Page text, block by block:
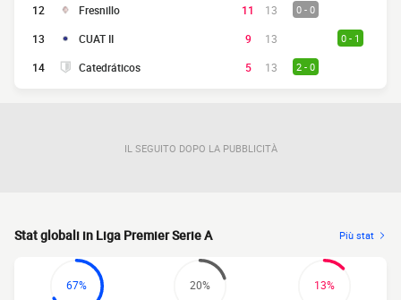
12 Fresnillo 11 13 0 - 0
13 CUAT II 9 13 0 - 1
14 Catedráticos 5 13 2 - 0
IL SEGUITO DOPO LA PUBBLICITÀ
Stat globali in Liga Premier Serie A Più stat
67% 20% 13%